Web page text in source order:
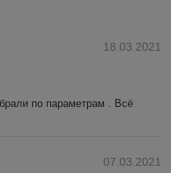
18.03.2021
по параметрам . Всё
07.03.2021